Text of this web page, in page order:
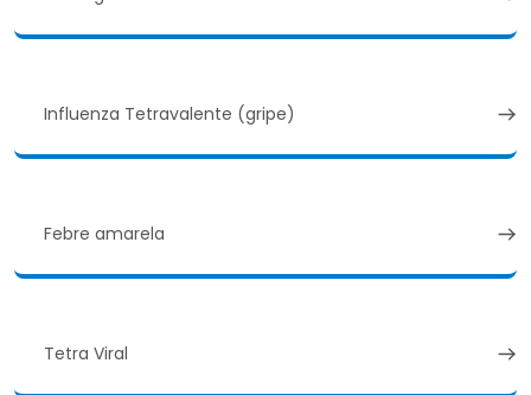
Influenza Tetravalente (gripe)
Febre amarela
Tetra Viral